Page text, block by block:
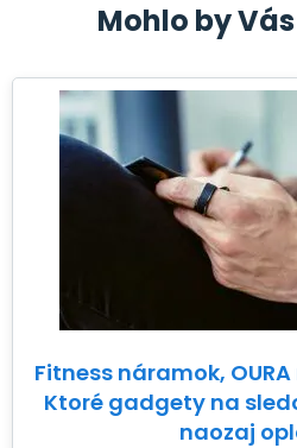
Mohlo by
Fitness náramok,
Ktoré gadgety na
naozaj